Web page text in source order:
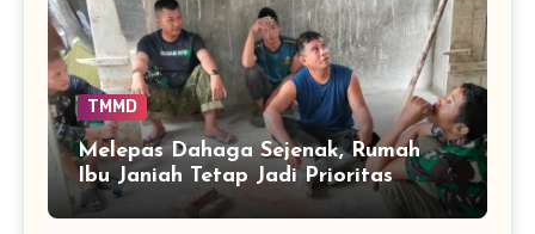
TMMD
Melepas Dahaga Sejenak, Rumah
Ibu Janiah Tetap Jadi Prioritas
Pengerjaan TMMD di Sarah Raya